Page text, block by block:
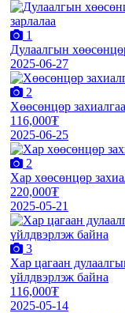
1
Дулаалгын
2025-06-27
2
Хөөсөнцөр
116,000₮
2025-06-25
2
Хар хөөсөнцөр
220,000₮
2025-05-21
3
Хар цагаан
үйлдвэрлэж байна
116,000₮
2025-05-14